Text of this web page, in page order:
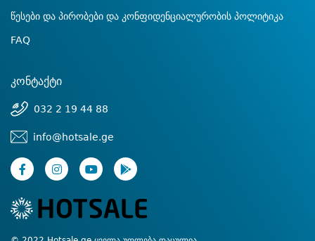
წესები და პირობები და კონფიდენციალურობის პოლიტიკა
FAQ
კონტაქტი
032 2 19 44 88
info@hotsale.ge